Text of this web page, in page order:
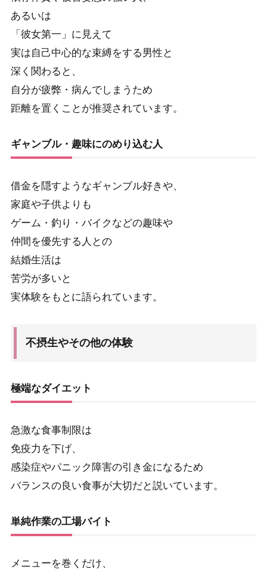
あるいは
「彼女第一」に見えて
実は自己中心的な束縛をする男性と
深く関わると、
自分が疲弊・病んでしまうため
距離を置くことが推奨されています。
ギャンブル・趣味にのめり込む人
借金を隠すようなギャンブル好きや、
家庭や子供よりも
ゲーム・釣り・バイクなどの趣味や
仲間を優先する人との
結婚生活は
苦労が多いと
実体験をもとに語られています。
不摂生やその他の体験
極端なダイエット
急激な食事制限は
免疫力を下げ、
感染症やパニック障害の引き金になるため
バランスの良い食事が大切だと説いています。
単純作業の工場バイト
メニューを巻くだけ、